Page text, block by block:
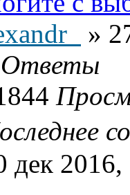
»
Ответы
дек